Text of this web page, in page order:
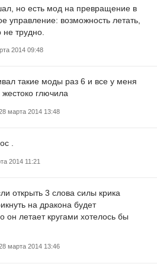
но есть мод на превращение в
управление: возможность летать,
не трудно.
2014 09:48
такие моды раз 6 и все у меня
глючила
марта 2014 13:48
.
2014 11:21
открыть 3 слова силы крика
на дракона будет
он летает кругами хотелось бы
марта 2014 13:46